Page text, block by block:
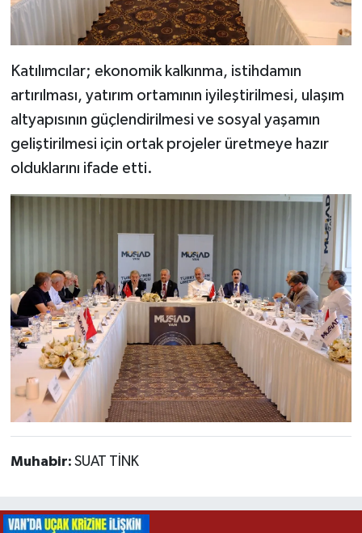
Katılımcılar; ekonomik kalkınma, istihdamın
artırılması, yatırım ortamının iyileştirilmesi, ulaşım
altyapısının güçlendirilmesi ve sosyal yaşamın
geliştirilmesi için ortak projeler üretmeye hazır
olduklarını ifade etti.
Muhabir: SUAT TİNK